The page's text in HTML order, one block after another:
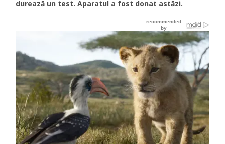
durează un test. Aparatul a fost donat astăzi.